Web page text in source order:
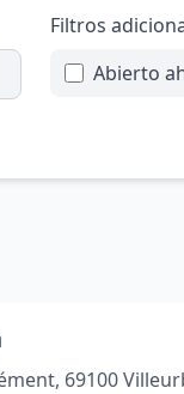
Filtros
Abierto
69100